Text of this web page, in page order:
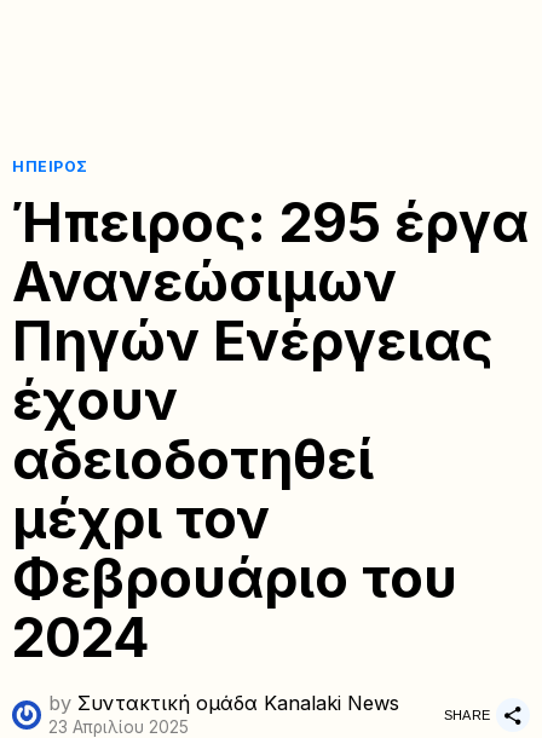
ΉΠΕΙΡΟΣ
Ήπειρος: 295 έργα
Ανανεώσιμων
Πηγών Ενέργειας
έχουν
αδειοδοτηθεί
μέχρι τον
Φεβρουάριο του
2024
by Συντακτική ομάδα Kanalaki News
23 Απριλίου 2025
SHARE